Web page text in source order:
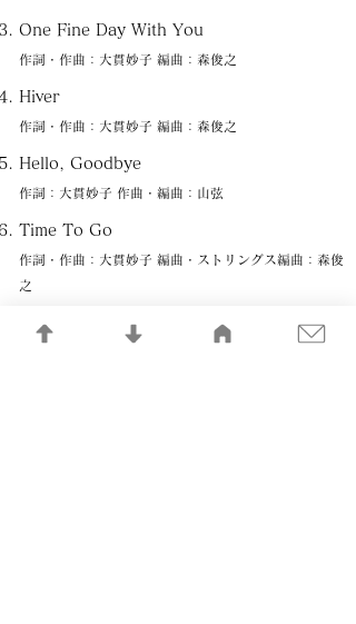
One Fine Day With You
作詞・作曲：大貫妙子 編曲：森俊之
Hiver
作詞・作曲：大貫妙子 編曲：森俊之
Hello, Goodbye
作詞：大貫妙子 作曲・編曲：山弦
Time To Go
作詞・作曲：大貫妙子 編曲・ストリングス編曲：森俊
之
Déjà vu